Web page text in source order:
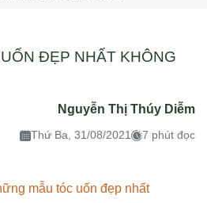
ĐẸP NHẤT KHÔNG
Nguyễn Thị Thúy Diễm
Thứ Ba, 31/08/2021 7 phút đọc
mẫu tóc uốn đẹp nhất